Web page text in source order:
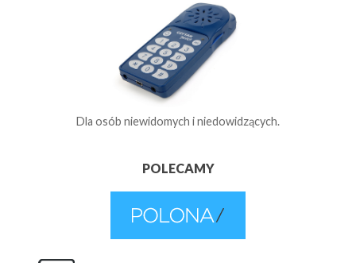
Dla osób niewidomych i niedowidzących.
POLECAMY